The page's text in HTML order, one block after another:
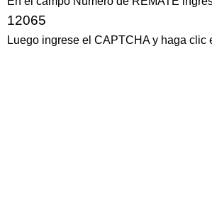
12065
Luego ingrese el CAPTCHA y haga clic